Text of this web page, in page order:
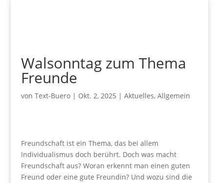
Walsonntag zum Thema
Freunde
von Text-Buero| Okt. 2, 2025 | Aktuelles, Allgemein
Freundschaft ist ein Thema, das bei allem
Individualismus doch berührt. Doch was macht
Freundschaft aus? Woran erkennt man einen guten
Freund oder eine gute Freundin? Und wozu sind die